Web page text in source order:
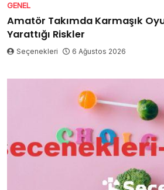
GENEL
Amatör Takımda Karmaşık
Yarattığı Riskler
Seçenekleri 6 Ağustos 2026